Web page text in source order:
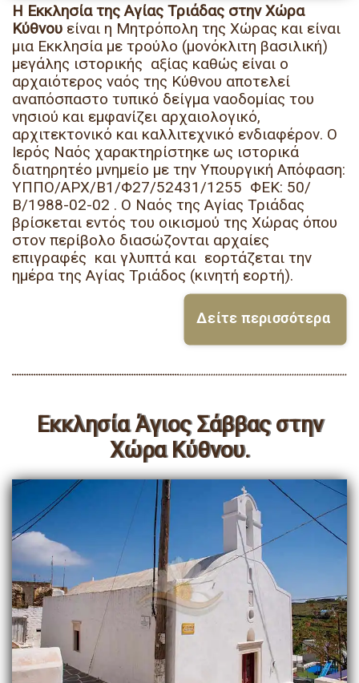
Η Εκκλησία της Αγίας Τριάδας στην Χώρα
Κύθνου είναι η Μητρόπολη της Χώρας και είναι
μια Εκκλησία με τρούλο (μονόκλιτη βασιλική)
μεγάλης ιστορικής αξίας καθώς είναι ο
αρχαιότερος ναός της Κύθνου αποτελεί
αναπόσπαστο τυπικό δείγμα ναοδομίας του
νησιού και εμφανίζει αρχαιολογικό,
αρχιτεκτονικό και καλλιτεχνικό ενδιαφέρον. Ο
Ιερός Ναός χαρακτηρίστηκε ως ιστορικά
διατηρητέο μνημείο με την Υπουργική Απόφαση:
ΥΠΠΟ/ΑΡΧ/Β1/Φ27/52431/1255 ΦΕΚ: 50/
Β/1988-02-02 . Ο Ναός της Αγίας Τριάδας
βρίσκεται εντός του οικισμού της Χώρας όπου
στον περίβολο διασώζονται αρχαίες
επιγραφές και γλυπτά και εορτάζεται την
ημέρα της Αγίας Τριάδος (κινητή εορτή).
Εκκλησία Άγιος Σάββας στην
Χώρα Κύθνου.